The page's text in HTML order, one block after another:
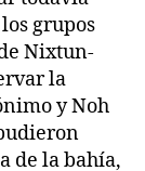
grupos
Nixtun-
la
y Noh
de la bahía,